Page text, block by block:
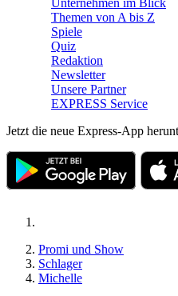
Unternehmen im Blick
Themen von A bis Z
Spiele
Quiz
Redaktion
Newsletter
Unsere Partner
EXPRESS Service
Jetzt die neue Express-App
Promi und Show
Schlager
Michelle